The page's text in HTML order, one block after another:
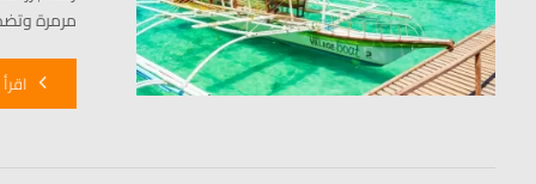
مرمرة